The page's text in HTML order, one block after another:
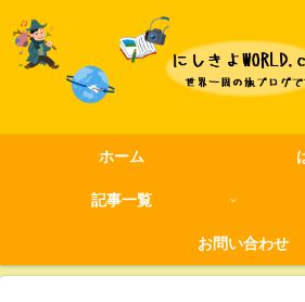
ホーム
記事一覧
お問い合わせ